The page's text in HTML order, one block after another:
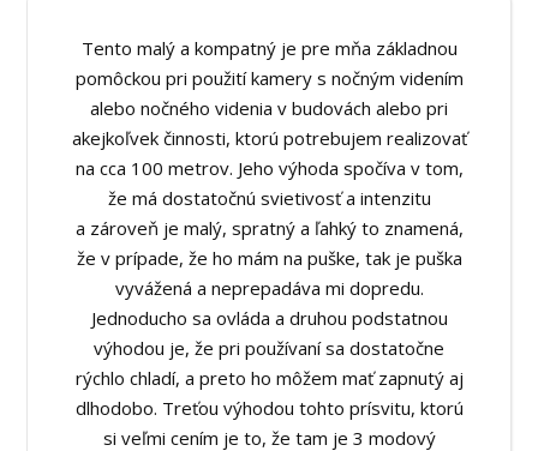
Tento malý a kompatný je pre mňa základnou
pomôckou pri použití kamery s nočným videním
alebo nočného videnia v budovách alebo pri
akejkoľvek činnosti, ktorú potrebujem realizovať
na cca 100 metrov. Jeho výhoda spočíva v tom,
že má dostatočnú svietivosť a intenzitu
a zároveň je malý, spratný a ľahký to znamená,
že v prípade, že ho mám na puške, tak je puška
vyvážená a neprepadáva mi dopredu.
Jednoducho sa ovláda a druhou podstatnou
výhodou je, že pri používaní sa dostatočne
rýchlo chladí, a preto ho môžem mať zapnutý aj
dlhodobo. Treťou výhodou tohto prísvitu, ktorú
si veľmi cením je to, že tam je 3 modový